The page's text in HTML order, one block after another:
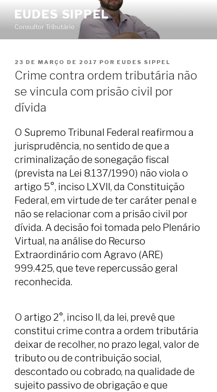
conteúdo
EUDES SIPPEL
Consultor Tributário
PUBLICADO
EM
23 DE MARÇO DE 2017 POR EUDES SIPPEL
Crime contra ordem tributária não
se vincula com prisão civil por
dívida
O Supremo Tribunal Federal reafirmou a
jurisprudência, no sentido de que a
criminalização de sonegação fiscal
(prevista na Lei 8.137/1990) não viola o
artigo 5°, inciso LXVII, da Constituição
Federal, em virtude de ter caráter penal e
não se relacionar com a prisão civil por
dívida. A decisão foi tomada pelo Plenário
Virtual, na análise do Recurso
Extraordinário com Agravo (ARE)
999.425, que teve repercussão geral
reconhecida.
O artigo 2°, inciso II, da lei, prevê que
constitui crime contra a ordem tributária
deixar de recolher, no prazo legal, valor de
tributo ou de contribuição social,
descontado ou cobrado, na qualidade de
sujeito passivo de obrigação e que